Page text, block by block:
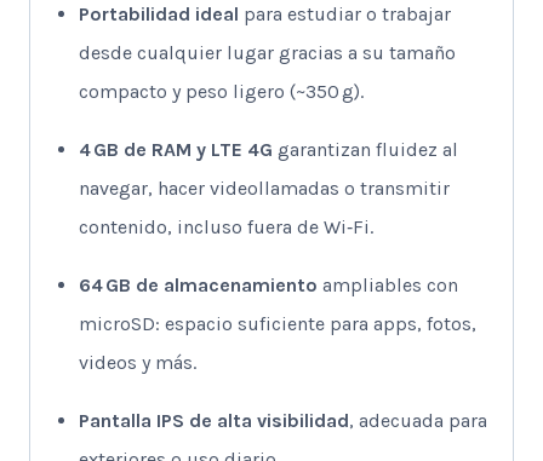
Portabilidad ideal para estudiar o trabajar
desde cualquier lugar gracias a su tamaño
compacto y peso ligero (~350 g).
4 GB de RAM y LTE 4G garantizan fluidez al
navegar, hacer videollamadas o transmitir
contenido, incluso fuera de Wi‑Fi.
64 GB de almacenamiento ampliables con
microSD: espacio suficiente para apps, fotos,
videos y más.
Pantalla IPS de alta visibilidad, adecuada para